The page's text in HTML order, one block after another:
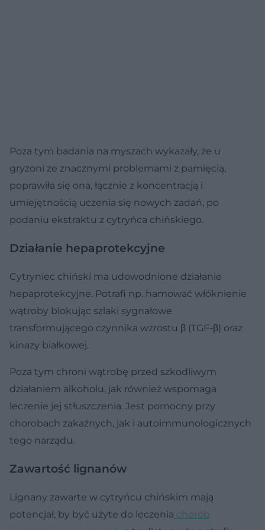
Poza tym badania na myszach wykazały, że u
gryzoni ze znacznymi problemami z pamięcią,
poprawiła się ona, łącznie z koncentracją i
umiejętnością uczenia się nowych zadań, po
podaniu ekstraktu z cytryńca chińskiego.
Działanie hepaprotekcyjne
Cytryniec chiński ma udowodnione działanie
hepaprotekcyjne. Potrafi np. hamować włóknienie
wątroby blokując szlaki sygnałowe
transformującego czynnika wzrostu β (TGF-β) oraz
kinazy białkowej.
Poza tym chroni wątrobę przed szkodliwym
działaniem alkoholu, jak również wspomaga
leczenie jej stłuszczenia. Jest pomocny przy
chorobach zakaźnych, jak i autoimmunologicznych
tego narządu.
Zawartość lignanów
Lignany zawarte w cytryńcu chińskim mają
potencjał, by być użyte do leczenia chorób